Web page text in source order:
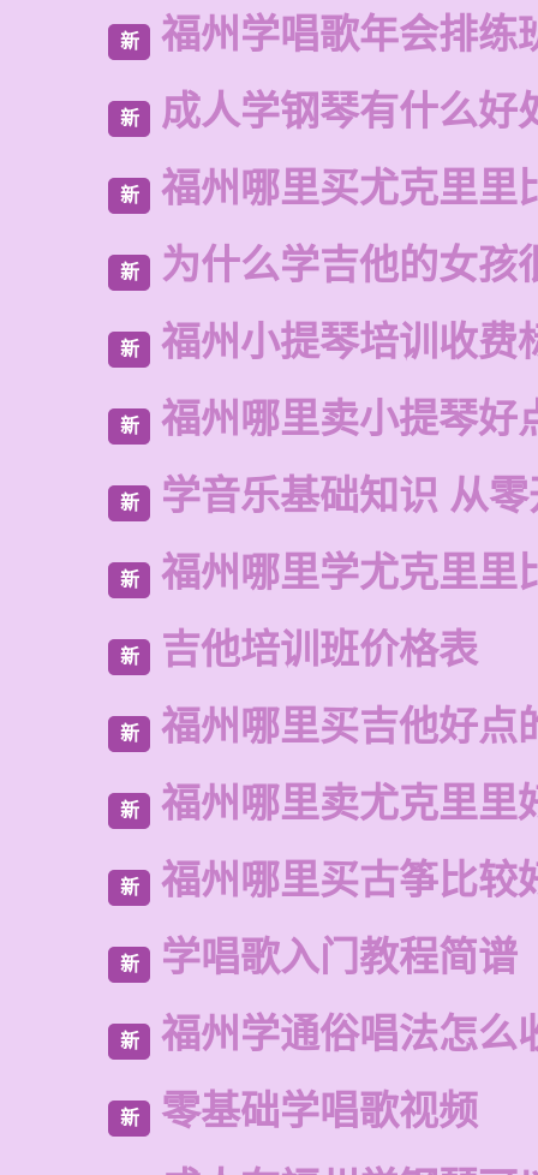
新 福州学唱歌年会排练
新 成人学钢琴有什么好
新 福州哪里买尤克里里
新 为什么学吉他的女孩
新 福州小提琴培训收费
新 福州哪里卖小提琴好
新 学音乐基础知识 从
新 福州哪里学尤克里里
新 吉他培训班价格表
新 福州哪里买吉他好点
新 福州哪里卖尤克里里
新 福州哪里买古筝比较
新 学唱歌入门教程简谱
新 福州学通俗唱法怎么
新 零基础学唱歌视频